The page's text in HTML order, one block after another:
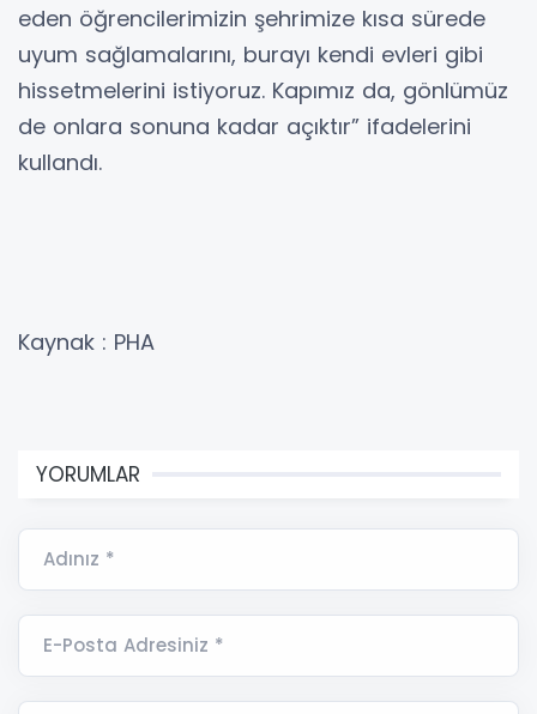
eden öğrencilerimizin şehrimize kısa sürede
uyum sağlamalarını, burayı kendi evleri gibi
hissetmelerini istiyoruz. Kapımız da, gönlümüz
de onlara sonuna kadar açıktır” ifadelerini
kullandı.
Kaynak : PHA
YORUMLAR
Adınız *
E-Posta Adresiniz *